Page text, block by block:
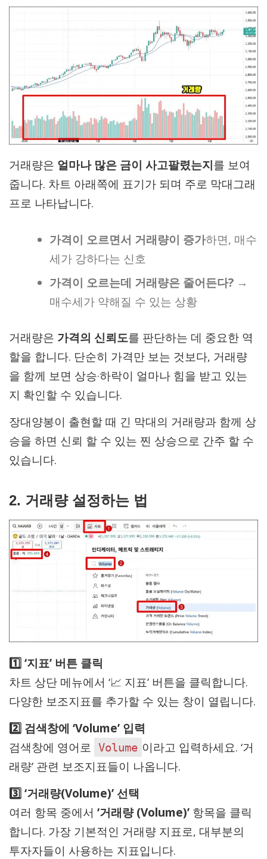
거래량은 얼마나 많은 금이 사고팔렸는지를 보여
줍니다. 차트 아래쪽에 표기가 되며 주로 막대그래
프로 나타납니다.
가격이 오르면서 거래량이 증가하면, 매수
세가 강하다는 신호
가격이 오르는데 거래량은 줄어든다?→
매수세가 약해질 수 있는 상황
거래량은 가격의 신뢰도를 판단하는 데 중요한 역
할을 합니다. 단순히 가격만 보는 것보다, 거래량
을 함께 보면 상승·하락이 얼마나 힘을 받고 있는
지 확인할 수 있습니다.
장대양봉이 출현할 때 긴 막대의 거래량과 함께 상
승을 하면 신뢰 할 수 있는 찐 상승으로 간주 할 수
있습니다.
2. 거래량 설정하는 법
1️⃣ ‘지표’ 버튼 클릭
차트 상단 메뉴에서 ‘📈 지표’ 버튼을 클릭합니다.
다양한 보조지표를 추가할 수 있는 창이 열립니다.
2️⃣ 검색창에 ‘Volume’ 입력
검색창에 영어로 Volume 이라고 입력하세요. ‘거
래량’ 관련 보조지표들이 나옵니다.
3️⃣ ‘거래량(Volume)’ 선택
여러 항목 중에서 ‘거래량 (Volume)’ 항목을 클릭
합니다. 가장 기본적인 거래량 지표로, 대부분의
투자자들이 사용하는 지표입니다.